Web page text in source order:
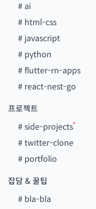
# ai
# html-css
# javascript
# python
#flutter-rn-apps
# react-nest-go
프로젝트
#side-projects
#twitter-clone
# portfolio
잡담 & 꿀팁
# bla-bla